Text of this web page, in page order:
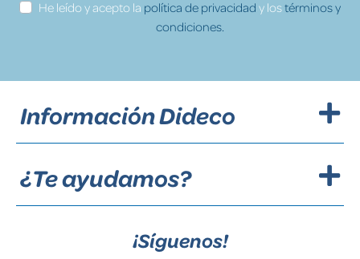
He leído y acepto la política de privacidad y lostérminos y
condiciones.
Información Dideco
¿Te ayudamos?
¡Síguenos!